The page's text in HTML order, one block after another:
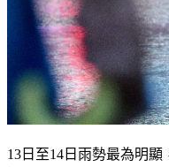
13日至14日雨勢最為明